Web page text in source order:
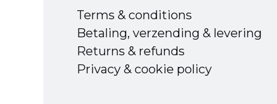
Terms & conditions
Betaling, verzending & levering
Returns & refunds
Privacy & cookie policy